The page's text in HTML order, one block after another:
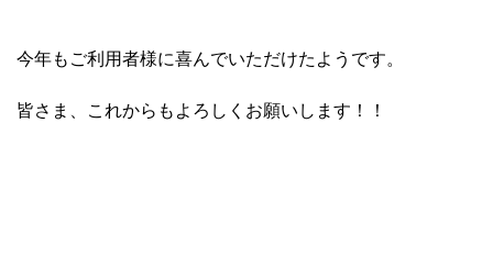
今年もご利用者様に喜んでいただけたようです。
皆さま、これからもよろしくお願いします！！